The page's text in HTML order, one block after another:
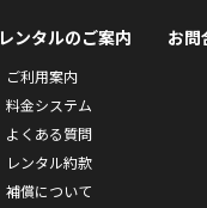
レンタルのご案内
ご利用案内
料金システム
よくある質問
レンタル約款
補償について
お問